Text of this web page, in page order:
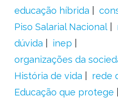
educação híbrida
Piso Salarial Nacional
dúvida
inep
organizações da
História de vida
rede
Educação que protege